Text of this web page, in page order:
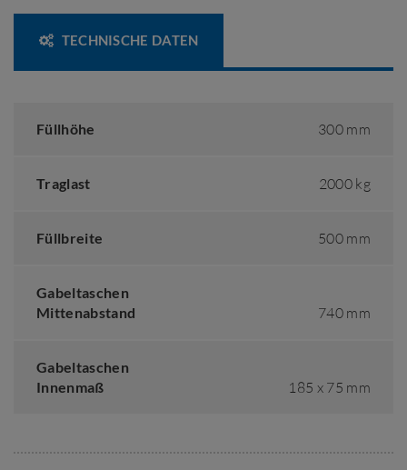
TECHNISCHE DATEN
Füllhöhe 300 mm
Traglast 2000 kg
Füllbreite 500 mm
Gabeltaschen
Mittenabstand
740 mm
Gabeltaschen
Innenmaß
185 x 75 mm